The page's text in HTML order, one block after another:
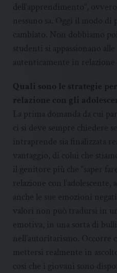
dell’apprendimento”,
nessuno sa. Oggi il modo di
cambiato. Non dobbiamo
studenti si appassionano
autenticamente in relazione
Quali sono le strategie
relazione con gli
La prima domanda da cui
ci si deve sempre chiedere se
intraprende sia finalizzata
vantaggio, di colui che
il genitore più che “saper
relazione con l’adolescente,
anche le sue emozioni
valori non può tradursi in
emotiva, in una sorta di
nell’autoritarismo. Occorre
mettersi realmente in
così che i giovani sono